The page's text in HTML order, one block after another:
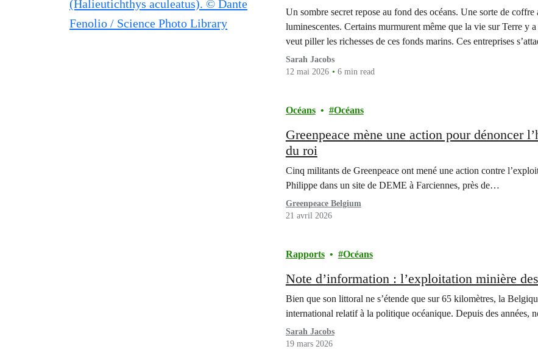
Un sombre secret repose au fond des océans. Une sorte de coffre
luminescentes. Certains murmurent même que la vie sur Terre y
veut piller les richesses de ces fonds marins. Ces entreprises
Sarah Jacobs
12 mai 2026
6 min read
Océans Océans
Greenpeace mène une action pour dénoncer
du roi
Cinq militants de Greenpeace ont mené une action contre
Philippe dans un site de DEME à Farciennes, près de…
Greenpeace Belgium
21 avril 2026
Rapports Océans
Note d’information : l’exploitation minière
Bien que son littoral ne s’étende que sur 65 kilomètres, la
international relatif à la politique océanique. Depuis des années,
Sarah Jacobs
19 mars 2026